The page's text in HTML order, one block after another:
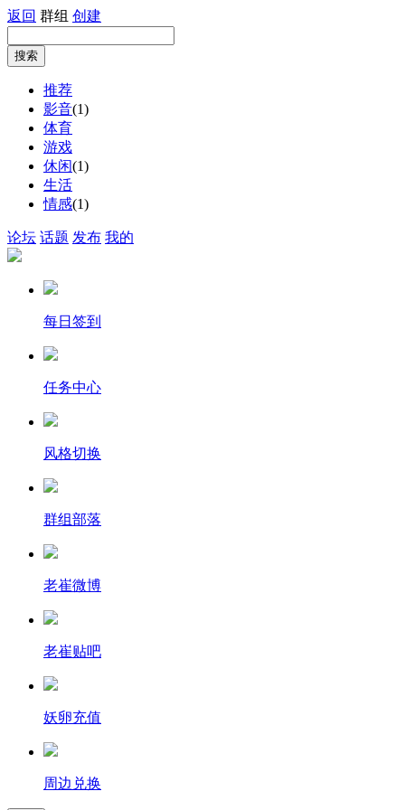
返回 群组 创建
推荐
影音(1)
体育
游戏
休闲(1)
生活
情感(1)
论坛 话题 发布 我的
每日签到
任务中心
风格切换
群组部落
老崔微博
老崔贴吧
妖卵充值
周边兑换